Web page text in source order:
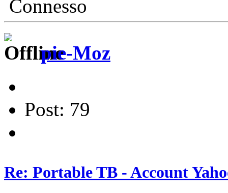
Connesso
pie-Moz
Post: 79
Re: Portable TB - Account